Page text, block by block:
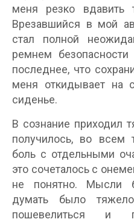
меня резко вдавить
Врезавшийся в мой
стал полной
ремнем
последнее, что
меня откидывает на
сиденье.
В сознание приходил
получилось, во всем
боль с отдельными
это сочеталось с
не понятно. Мысли
думать было
пошевелиться и